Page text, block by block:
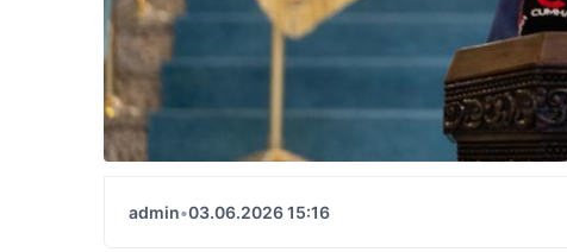
admin•03.06.2026 15:16